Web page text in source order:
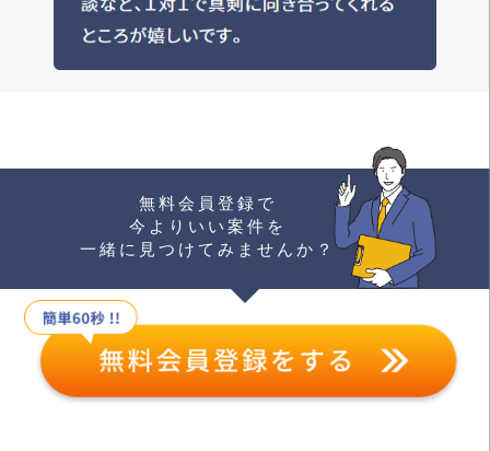
無料会員登録で
今よりいい案件を
一緒に見つけてみませんか？